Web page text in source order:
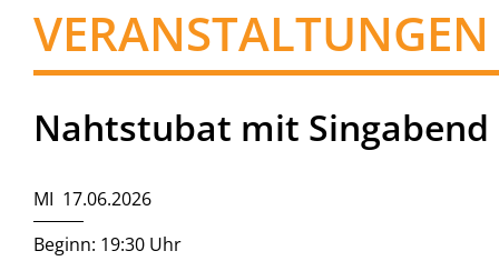
VERANSTALTUNGEN
Nahtstubat mit Singabend
MI 17.06.2026
Beginn: 19:30 Uhr